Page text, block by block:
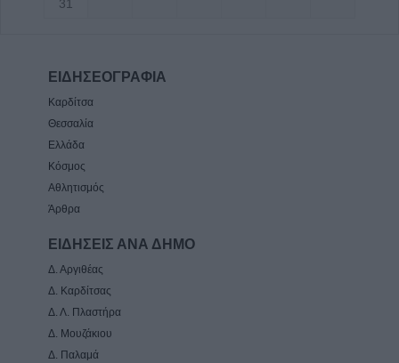
31
ΕΙΔΗΣΕΟΓΡΑΦΙΑ
Καρδίτσα
Θεσσαλία
Ελλάδα
Κόσμος
Αθλητισμός
Άρθρα
ΕΙΔΗΣΕΙΣ ΑΝΑ ΔΗΜΟ
Δ. Αργιθέας
Δ. Καρδίτσας
Δ. Λ. Πλαστήρα
Δ. Μουζάκιου
Δ. Παλαμά